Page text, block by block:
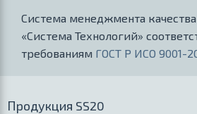
Система менеджмента
«Система Технологий»
требованиям ГОСТ Р ИСО 9001-
Продукция SS20